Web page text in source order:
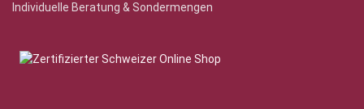
Individuelle Beratung & Sondermengen